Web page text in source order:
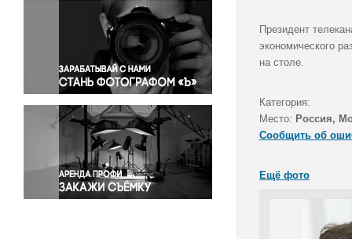
Окружающая среда
Политика
Правосудие
Происшествия и конфликты
Религия
Светская жизнь
Спорт
Экология
Экономика и бизнес
Президент
экономического
на столе.
Категория:
Место: Россия,
Сообщить об
Ещё фото